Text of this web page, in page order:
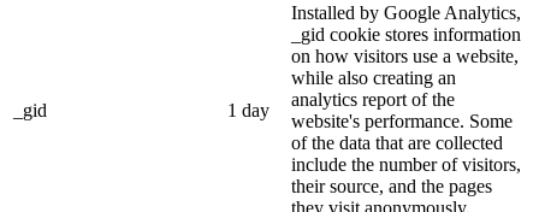
_gid 1 day
Installed by Google Analytics,
_gid cookie stores information
on how visitors use a website,
while also creating an
analytics report of the
website's performance. Some
of the data that are collected
include the number of visitors,
their source, and the pages
they visit anonymously.